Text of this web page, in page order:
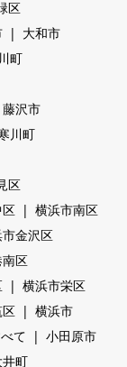
区
大和市
町
藤沢市
川町
区
横浜市南区
金沢区
区
横浜市栄区
横浜市
て
小田原市
町